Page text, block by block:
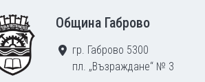
Община Габрово
гр. Габрово 5300
пл. „Възраждане“ № 3